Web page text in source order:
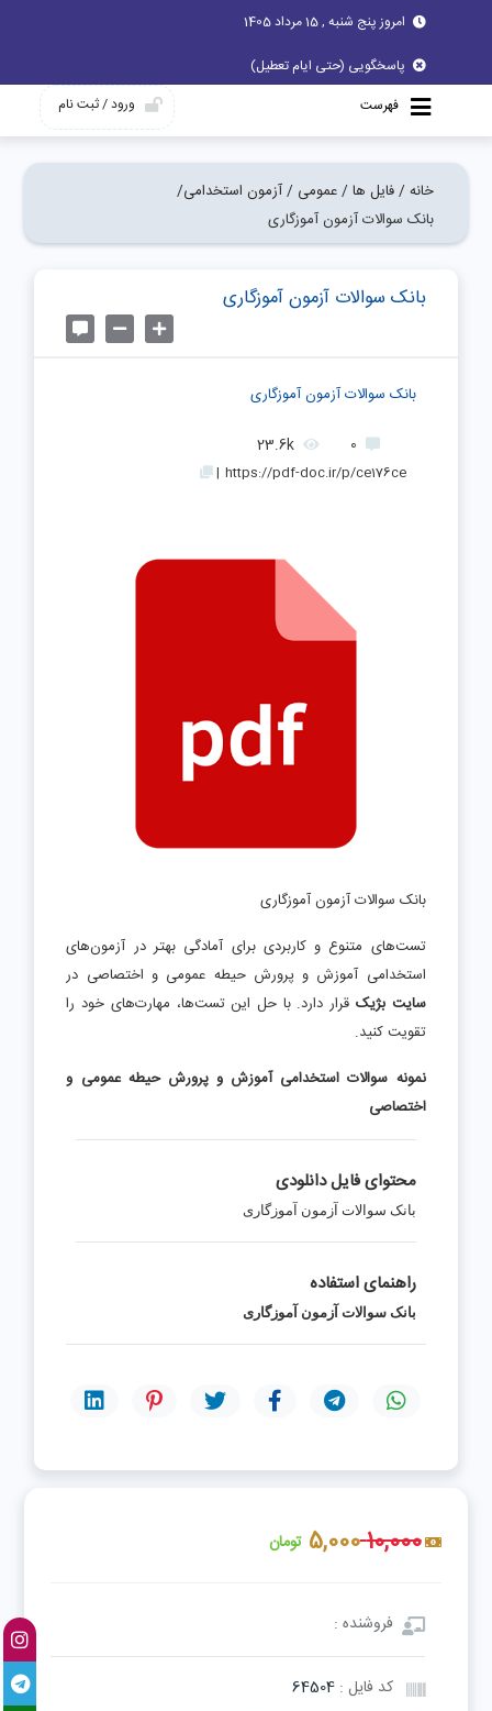
امروز پنج شنبه , 15 مرداد 1405
پاسخگویی (حتی ایام تعطیل)
فهرست
ورود / ثبت نام
خانه / فایل ها / عمومی / آزمون استخدامی/
بانک سوالات آزمون آموزگاری
10,000
5,000 تومان
فروشنده :
کد فایل :64504
بانک سوالات آزمون آموزگاری
بانک سوالات آزمون آموزگاری
0
23.6k
https://pdf-doc.ir/p/ce176ce
|
بانک سوالات آزمون آموزگاری
تست‌های متنوع و کاربردی برای آمادگی بهتر در آزمون‌های
استخدامی آموزش و پرورش حیطه عمومی و اختصاصی در
سایت بژیک قرار دارد. با حل این تست‌ها، مهارت‌های خود را
تقویت کنید.
نمونه سوالات استخدامی آموزش و پرورش حیطه عمومی و
اختصاصی
محتوای فایل دانلودی
بانک سوالات آزمون آموزگاری
راهنمای استفاده
بانک سوالات آزمون آموزگاری